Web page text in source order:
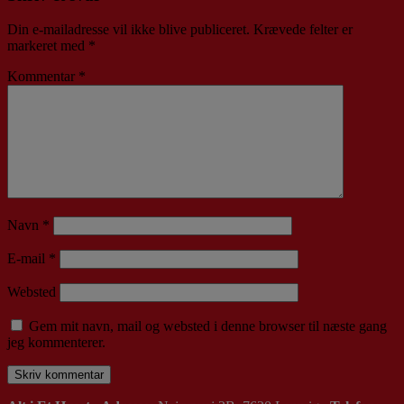
Din e-mailadresse vil ikke blive publiceret. Krævede felter er
markeret med *
Kommentar *
Navn *
E-mail *
Websted
Gem mit navn, mail og websted i denne browser til næste gang
jeg kommenterer.